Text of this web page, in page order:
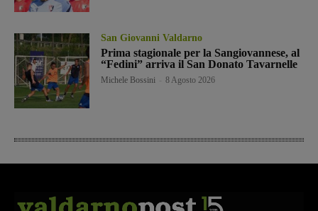
San Giovanni Valdarno
Prima stagionale per la Sangiovannese, al
“Fedini” arriva il San Donato Tavarnelle
Michele Bossini 8 Agosto 2026